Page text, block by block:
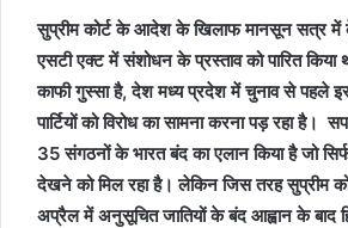
सुप्रीम कोर्ट के आदेश के खिलाफ मानसून सत्र
एसटी एक्ट में संशोधन के प्रस्ताव को पारित
काफी गुस्सा है, देश मध्य प्रदेश में चुनाव से पहले
पार्टियों को विरोध का सामना करना पड़ रहा है।
35 संगठनों के भारत बंद का एलान किया है जो
देखने को मिल रहा है। लेकिन जिस तरह सुप्रीम
अप्रैल में अनुसूचित जातियों के बंद आह्वान के बाद